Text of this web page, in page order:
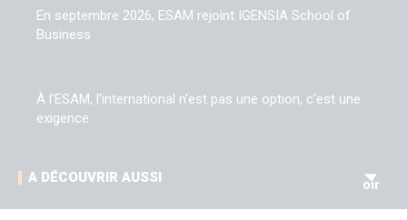
En septembre 2026, ESAM rejoint IGENSIA School of
Business
À l'ESAM, l'international n'est pas une option, c'est une
exigence
A DÉCOUVRIR AUSSI
oir